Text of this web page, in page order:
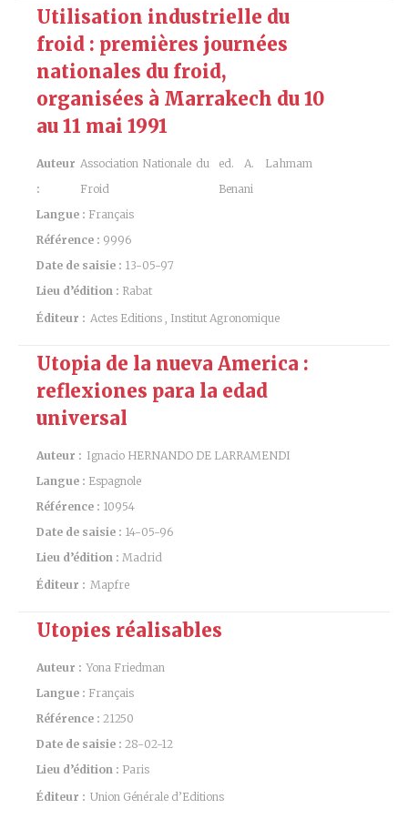
Utilisation industrielle du
froid : premières journées
nationales du froid,
organisées à Marrakech du 10
au 11 mai 1991
Auteur
:
Association Nationale du
Froid
ed. A. Lahmam
Benani
Langue : Français
Référence : 9996
Date de saisie : 13-05-97
Lieu d’édition : Rabat
Éditeur : Actes Editions , Institut Agronomique
Utopia de la nueva America :
reflexiones para la edad
universal
Auteur : Ignacio HERNANDO DE LARRAMENDI
Langue : Espagnole
Référence : 10954
Date de saisie : 14-05-96
Lieu d’édition : Madrid
Éditeur : Mapfre
Utopies réalisables
Auteur : Yona Friedman
Langue : Français
Référence : 21250
Date de saisie : 28-02-12
Lieu d’édition : Paris
Éditeur : Union Générale d’Editions